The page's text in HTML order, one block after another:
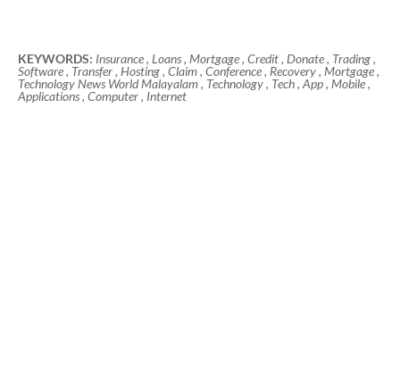
KEYWORDS: Insurance , Loans , Mortgage , Credit , Donate , Trading ,
Software , Transfer , Hosting , Claim , Conference , Recovery , Mortgage ,
Technology News World Malayalam , Technology , Tech , App , Mobile ,
Applications , Computer , Internet